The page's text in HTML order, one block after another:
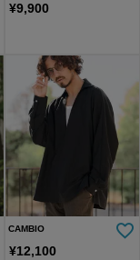
¥9,900
CAMBIO
¥12,100